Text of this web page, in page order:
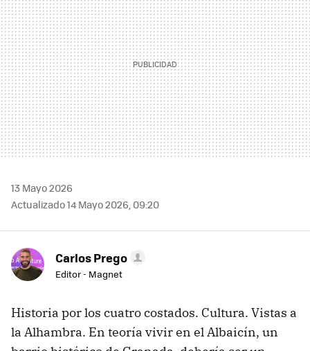
13 Mayo 2026
Actualizado 14 Mayo 2026, 09:20
Carlos Prego
Editor - Magnet
Historia por los cuatro costados. Cultura. Vistas a
la Alhambra. En teoría vivir en el Albaicín, un